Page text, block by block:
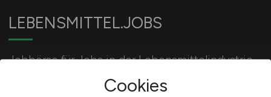
LEBENSMITTEL.JOBS
Jobbörse für Jobs in der Lebensmittelindustrie
und Ernährungsindustrie.Cookies